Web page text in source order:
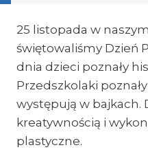
25 listopada w
świętowaliśmy Dzień
dnia dzieci poznały
Przedszkolaki
występują w bajkach.
kreatywnością i
plastyczne.